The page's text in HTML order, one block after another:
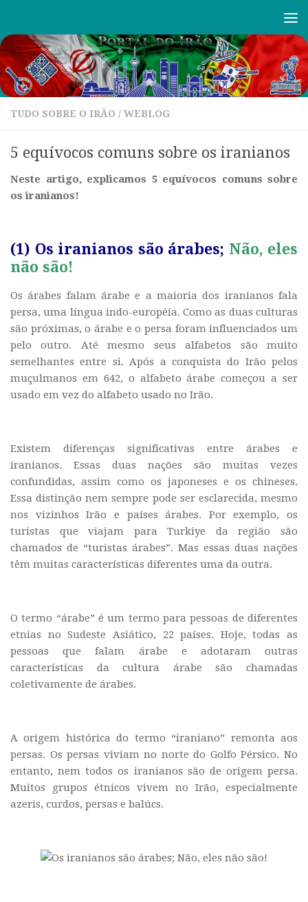
TUDO SOBRE O IRÃO / WEBLOG
5 equívocos comuns sobre os iranianos
Neste artigo, explicamos 5 equívocos comuns sobre
os iranianos!
(1) Os iranianos são árabes; Não, eles
não são!
Os árabes falam árabe e a maioria dos iranianos fala
persa, uma língua indo-européia. Como as duas culturas
são próximas, o árabe e o persa foram influenciados um
pelo outro. Até mesmo seus alfabetos são muito
semelhantes entre si. Após a conquista do Irão pelos
muçulmanos em 642, o alfabeto árabe começou a ser
usado em vez do alfabeto usado no Irão.
Existem diferenças significativas entre árabes e
iranianos. Essas duas nações são muitas vezes
confundidas, assim como os japoneses e os chineses.
Essa distinção nem sempre pode ser esclarecida, mesmo
nos vizinhos Irão e países árabes. Por exemplo, os
turistas que viajam para Turkiye da região são
chamados de “turistas árabes”. Mas essas duas nações
têm muitas características diferentes uma da outra.
O termo “árabe” é um termo para pessoas de diferentes
etnias no Sudeste Asiático, 22 países. Hoje, todas as
pessoas que falam árabe e adotaram outras
características da cultura árabe são chamadas
coletivamente de árabes.
A origem histórica do termo “iraniano” remonta aos
persas. Os persas viviam no norte do Golfo Pérsico. No
entanto, nem todos os iranianos são de origem persa.
Muitos grupos étnicos vivem no Irão, especialmente
azeris, curdos, persas e balúcs.